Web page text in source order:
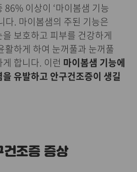
86% 이상이 ‘마이봄샘 기능
다. 마이봄샘의 주된 기능은
보호하고 피부를 건강하게
활하게 하여 눈꺼풀과 눈꺼풀
합니다. 이런 마이봄샘 기능에
유발하고 안구건조증이 생길
건조증 증상